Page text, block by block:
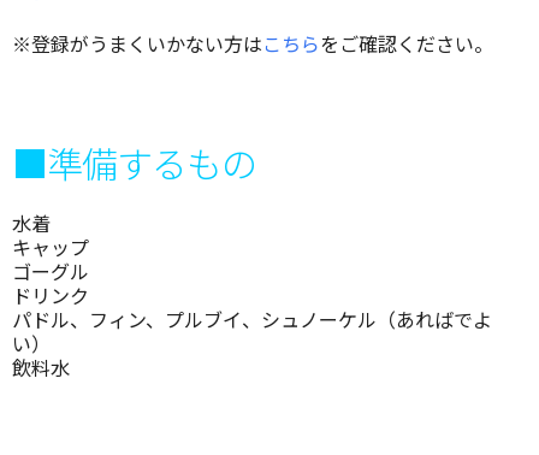
※登録がうまくいかない方はこちらをご確認ください。
■準備するもの
水着
キャップ
ゴーグル
ドリンク
パドル、フィン、プルブイ、シュノーケル（あればでよ
い）
飲料水